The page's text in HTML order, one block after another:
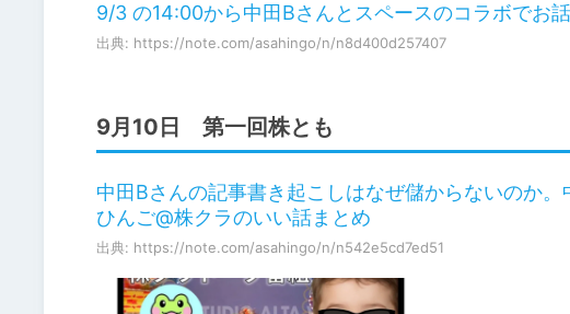
9/3 の14:00から中田Bさんとスペースのコラボでお
出典: https://note.com/asahingo/n/n8d400d257407
9月10日 第一回株とも
中田Bさんの記事書き起こしはなぜ儲からないのか
ひんご@株クラのいい話まとめ
出典: https://note.com/asahingo/n/n542e5cd7ed51